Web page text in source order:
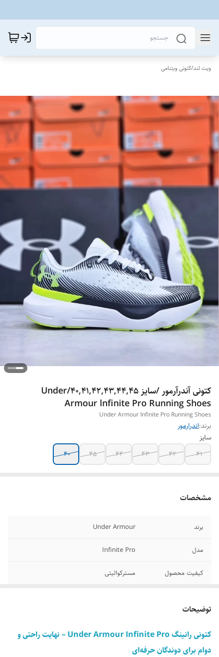
ویت لند/کتونی ویتنامی
کتونی آندرآرمور /سایز 40,41,42,43,44,45/Under
Armour lnfinite Pro Running Shoes
Under Armour lnfinite Pro Running Shoes
برند:اندرارمور
سایز
41
42
43
44
45
40
مشخصات
برند Under Armour
مدل Infinite Pro
کیفیت محصول مسترکوالیتی
سایزبندی محصول
توضیحات
کتونی رانینگ Under Armour Infinite Pro – نهایت راحتی و
دوام برای دوندگان حرفه‌ای